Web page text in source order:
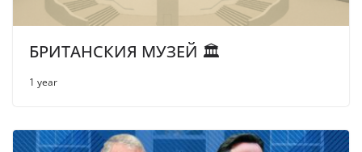
БРИТАНСКИЯ МУЗЕЙ 🏛️
1 year